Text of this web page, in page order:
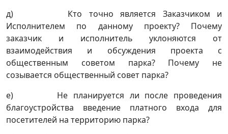
д) Кто точно является Заказчиком и
Исполнителем по данному проекту? Почему
заказчик и исполнитель уклоняются от
взаимодействия и обсуждения проекта с
общественным советом парка? Почему не
созывается общественный совет парка?
е) Не планируется ли после проведения
благоустройства введение платного входа для
посетителей на территорию парка?